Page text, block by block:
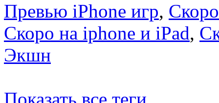
Превью iPhone игр,
Скоро на iphone и iPad,
Экшн